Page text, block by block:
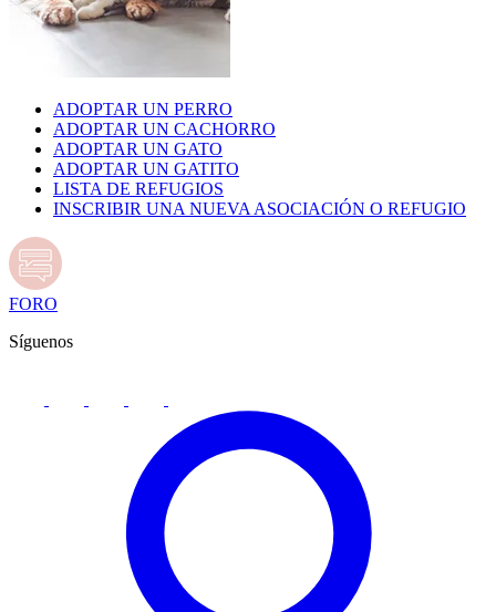
ADOPTAR UN PERRO
ADOPTAR UN CACHORRO
ADOPTAR UN GATO
ADOPTAR UN GATITO
LISTA DE REFUGIOS
INSCRIBIR UNA NUEVA ASOCIACIÓN O REFUGIO
FORO
Síguenos